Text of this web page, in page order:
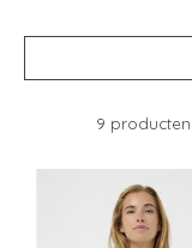
9 producten